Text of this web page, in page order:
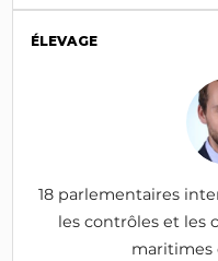
ÉLEVAGE
18 parlementaires
les contrôles et les
maritimes